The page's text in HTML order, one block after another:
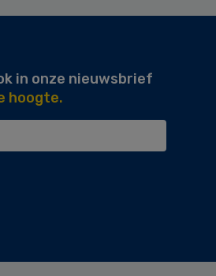
in onze nieuwsbrief
hoogte.